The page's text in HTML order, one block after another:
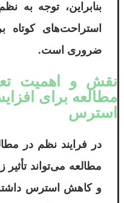
بنابراین، توجه به
استراحت‌های کوتاه
ضروری است.
نقش و اهمیت
مطالعه برای
استرس
در فرایند نظم در
مطالعه می‌تواند تأثیر
و کاهش استرس